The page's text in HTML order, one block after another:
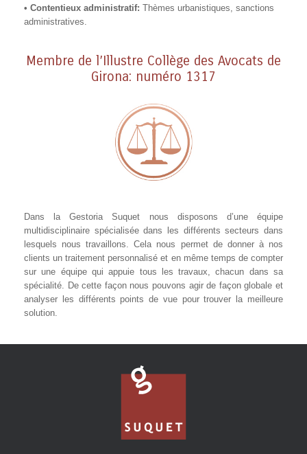
• Contentieux administratif: Thèmes urbanistiques, sanctions
administratives.
Membre de l’Illustre Collège des Avocats de
Girona: numéro 1317
Dans la Gestoria Suquet nous disposons d’une équipe
multidisciplinaire spécialisée dans les différents secteurs dans
lesquels nous travaillons. Cela nous permet de donner à nos
clients un traitement personnalisé et en même temps de compter
sur une équipe qui appuie tous les travaux, chacun dans sa
spécialité. De cette façon nous pouvons agir de façon globale et
analyser les différents points de vue pour trouver la meilleure
solution.